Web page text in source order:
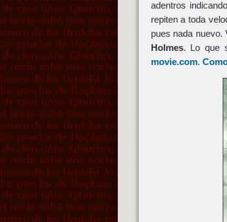
adentros
repiten a toda
pues nada
Holmes. Lo que
movie.com.